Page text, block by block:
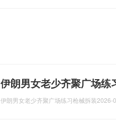
伊朗男女老少齐聚广场练
伊朗男女老少齐聚广场练习枪械拆装2026-